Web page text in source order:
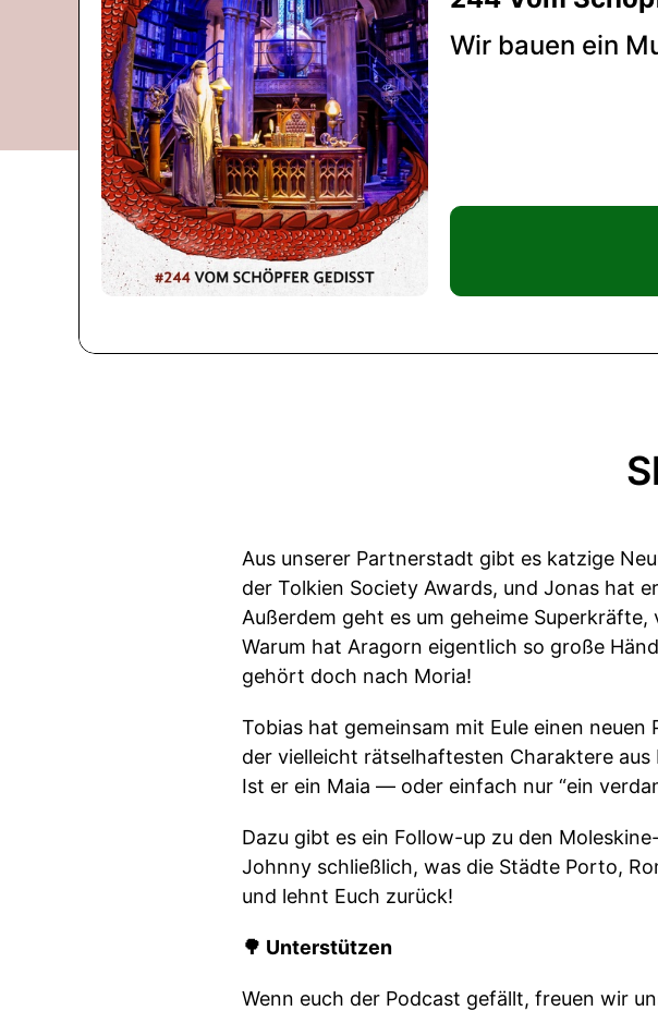
Aus unserer Partnerstadt gibt es katzige
der Tolkien Society Awards, und Jonas hat
Außerdem geht es um geheime
Warum hat Aragorn eigentlich so große
gehört doch nach Moria!
Tobias hat gemeinsam mit Eule einen
der vielleicht rätselhaftesten Charaktere
Ist er ein Maia — oder einfach nur “ein
Dazu gibt es ein Follow-up zu den
Johnny schließlich, was die Städte Porto,
und lehnt Euch zurück!
🌳 Unterstützen
Wenn euch der Podcast gefällt, freuen wir